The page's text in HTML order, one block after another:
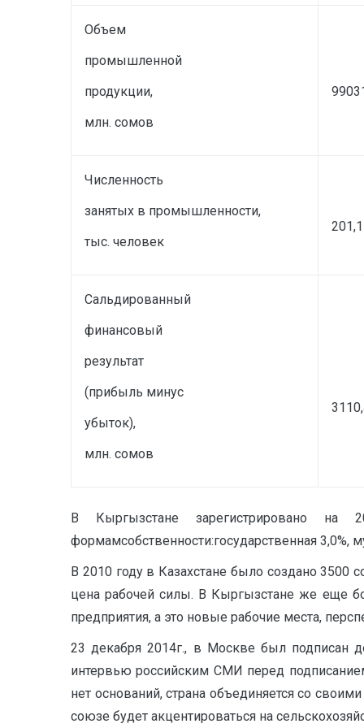
Объем
промышленной
продукции,
млн. сомов
Численность
занятых в промышленности,
тыс. человек
201,1
Сальдированный
финансовый
результат
(прибыль минус
убыток),
млн. сомов
В Кыргызстане зарегистрировано
формамсобственности:государственная 3,0%,
В 2010 году в Казахстане было создано 3500
цена рабочей силы. В Кыргызстане же еще
предприятия, а это новые рабочие места,
23 декабря 2014г., в Москве был подписан
интервью российским СМИ перед
нет оснований, страна объединяется со
союзе будет акцентироваться на